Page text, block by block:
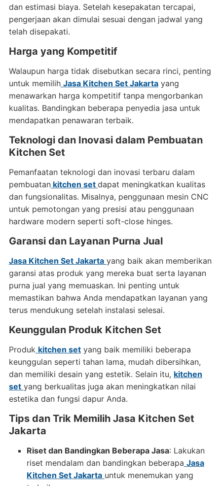
dan estimasi biaya. Setelah kesepakatan tercapai,
pengerjaan akan dimulai sesuai dengan jadwal yang
telah disepakati.
Harga yang Kompetitif
Walaupun harga tidak disebutkan secara rinci, penting
untuk memilih Jasa Kitchen Set Jakartayang
menawarkan harga kompetitif tanpa mengorbankan
kualitas. Bandingkan beberapa penyedia jasa untuk
mendapatkan penawaran terbaik.
Teknologi dan Inovasi dalam Pembuatan
Kitchen Set
Pemanfaatan teknologi dan inovasi terbaru dalam
pembuatankitchen set dapat meningkatkan kualitas
dan fungsionalitas. Misalnya, penggunaan mesin CNC
untuk pemotongan yang presisi atau penggunaan
hardware modern seperti soft-close hinges.
Garansi dan Layanan Purna Jual
Jasa Kitchen Set Jakarta yang baik akan memberikan
garansi atas produk yang mereka buat serta layanan
purna jual yang memuaskan. Ini penting untuk
memastikan bahwa Anda mendapatkan layanan yang
terus mendukung setelah instalasi selesai.
Keunggulan Produk Kitchen Set
Produk kitchen setyang baik memiliki beberapa
keunggulan seperti tahan lama, mudah dibersihkan,
dan memiliki desain yang estetik. Selain itu, kitchen
set yang berkualitas juga akan meningkatkan nilai
estetika dan fungsi dapur Anda.
Tips dan Trik Memilih Jasa Kitchen Set
Jakarta
Riset dan Bandingkan Beberapa Jasa: Lakukan
riset mendalam dan bandingkan beberapa Jasa
Kitchen Set Jakarta untuk menemukan yang